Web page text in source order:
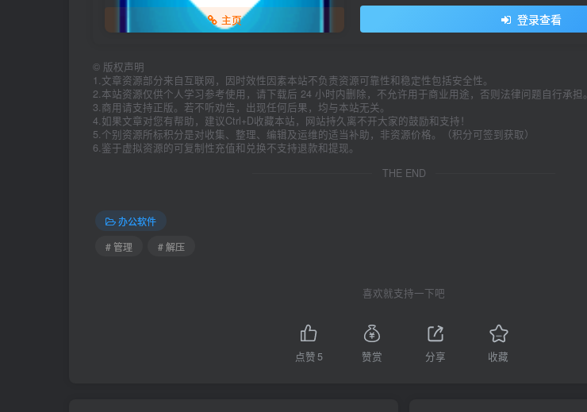
主页 登录查看
© 版权声明
1.文章资源部分来自互联网，因时效性因素本站不负责资源可靠性和稳定性包括安全性。
2.本站资源仅供个人学习参考使用，请下载后 24 小时内删除，不允许用于商业用途，否则法律问题自行承担。
3.商用请支持正版。若不听劝告，出现任何后果，均与本站无关。
4.如果文章对您有帮助，建议Ctrl+D收藏本站，网站持久离不开大家的鼓励和支持！
5.个别资源所标积分是对收集、整理、编辑及运维的适当补助，非资源价格。（积分可签到获取）
6.鉴于虚拟资源的可复制性充值和兑换不支持退款和提现。
THE END
办公软件
# 管理
# 解压
喜欢就支持一下吧
点赞 5 赞赏 分享 收藏